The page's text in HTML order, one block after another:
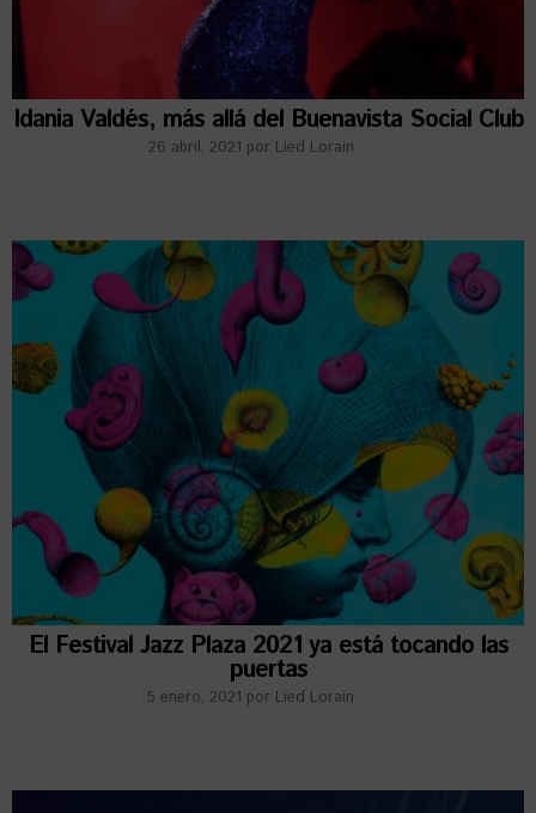
Idania Valdés, más allá del Buenavista Social Club
26 abril, 2021 por Lied Lorain
El Festival Jazz Plaza 2021 ya está tocando las
puertas
5 enero, 2021 por Lied Lorain